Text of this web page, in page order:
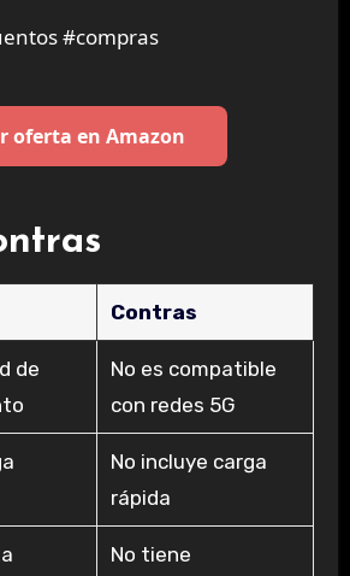
#compras
oferta en Amazon
Contras
de
No es compatible
con redes 5G
No incluye carga
rápida
No tiene